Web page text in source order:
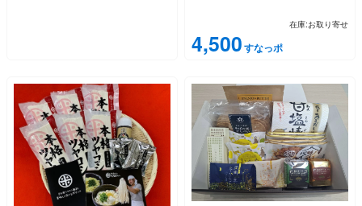
在庫:お取り寄せ
4,500すなっポ